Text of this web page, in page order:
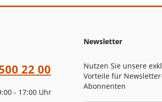
22 00
- 17:00 Uhr
Newsletter
Nutzen Sie unsere
Vorteile für
Abonnenten